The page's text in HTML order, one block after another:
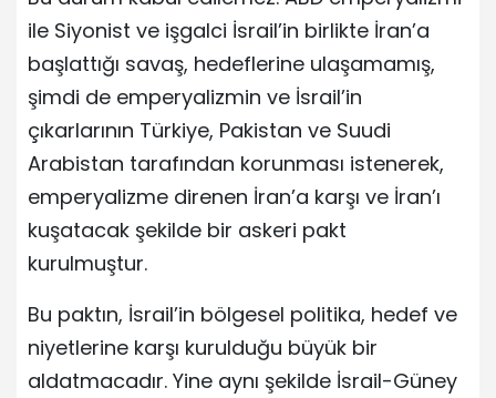
ile Siyonist ve işgalci İsrail’in birlikte İran’a
başlattığı savaş, hedeflerine ulaşamamış,
şimdi de emperyalizmin ve İsrail’in
çıkarlarının Türkiye, Pakistan ve Suudi
Arabistan tarafından korunması istenerek,
emperyalizme direnen İran’a karşı ve İran’ı
kuşatacak şekilde bir askeri pakt
kurulmuştur.
Bu paktın, İsrail’in bölgesel politika, hedef ve
niyetlerine karşı kurulduğu büyük bir
aldatmacadır. Yine aynı şekilde İsrail-Güney